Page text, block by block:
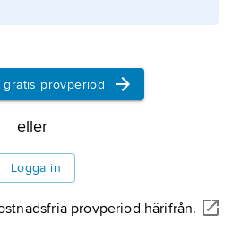
om artikeln
gratis provperiod
eller
Logga in
provperiod härifrån.